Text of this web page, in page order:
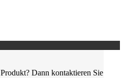
Dann kontaktieren Sie